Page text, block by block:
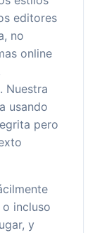
editores
no
online
Nuestra
usando
pero
o incluso
y